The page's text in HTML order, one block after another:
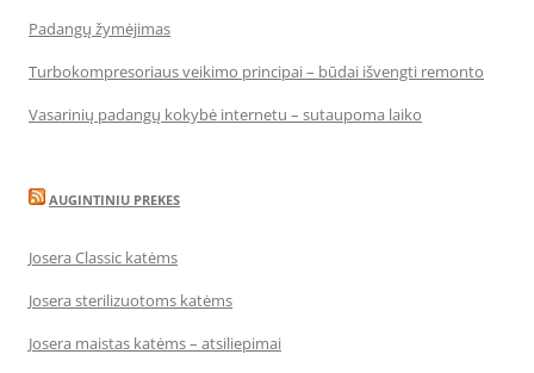
Padangų žymėjimas
Turbokompresoriaus veikimo principai – būdai išvengti remonto
Vasarinių padangų kokybė internetu – sutaupoma laiko
AUGINTINIU PREKES
Josera Classic katėms
Josera sterilizuotoms katėms
Josera maistas katėms – atsiliepimai